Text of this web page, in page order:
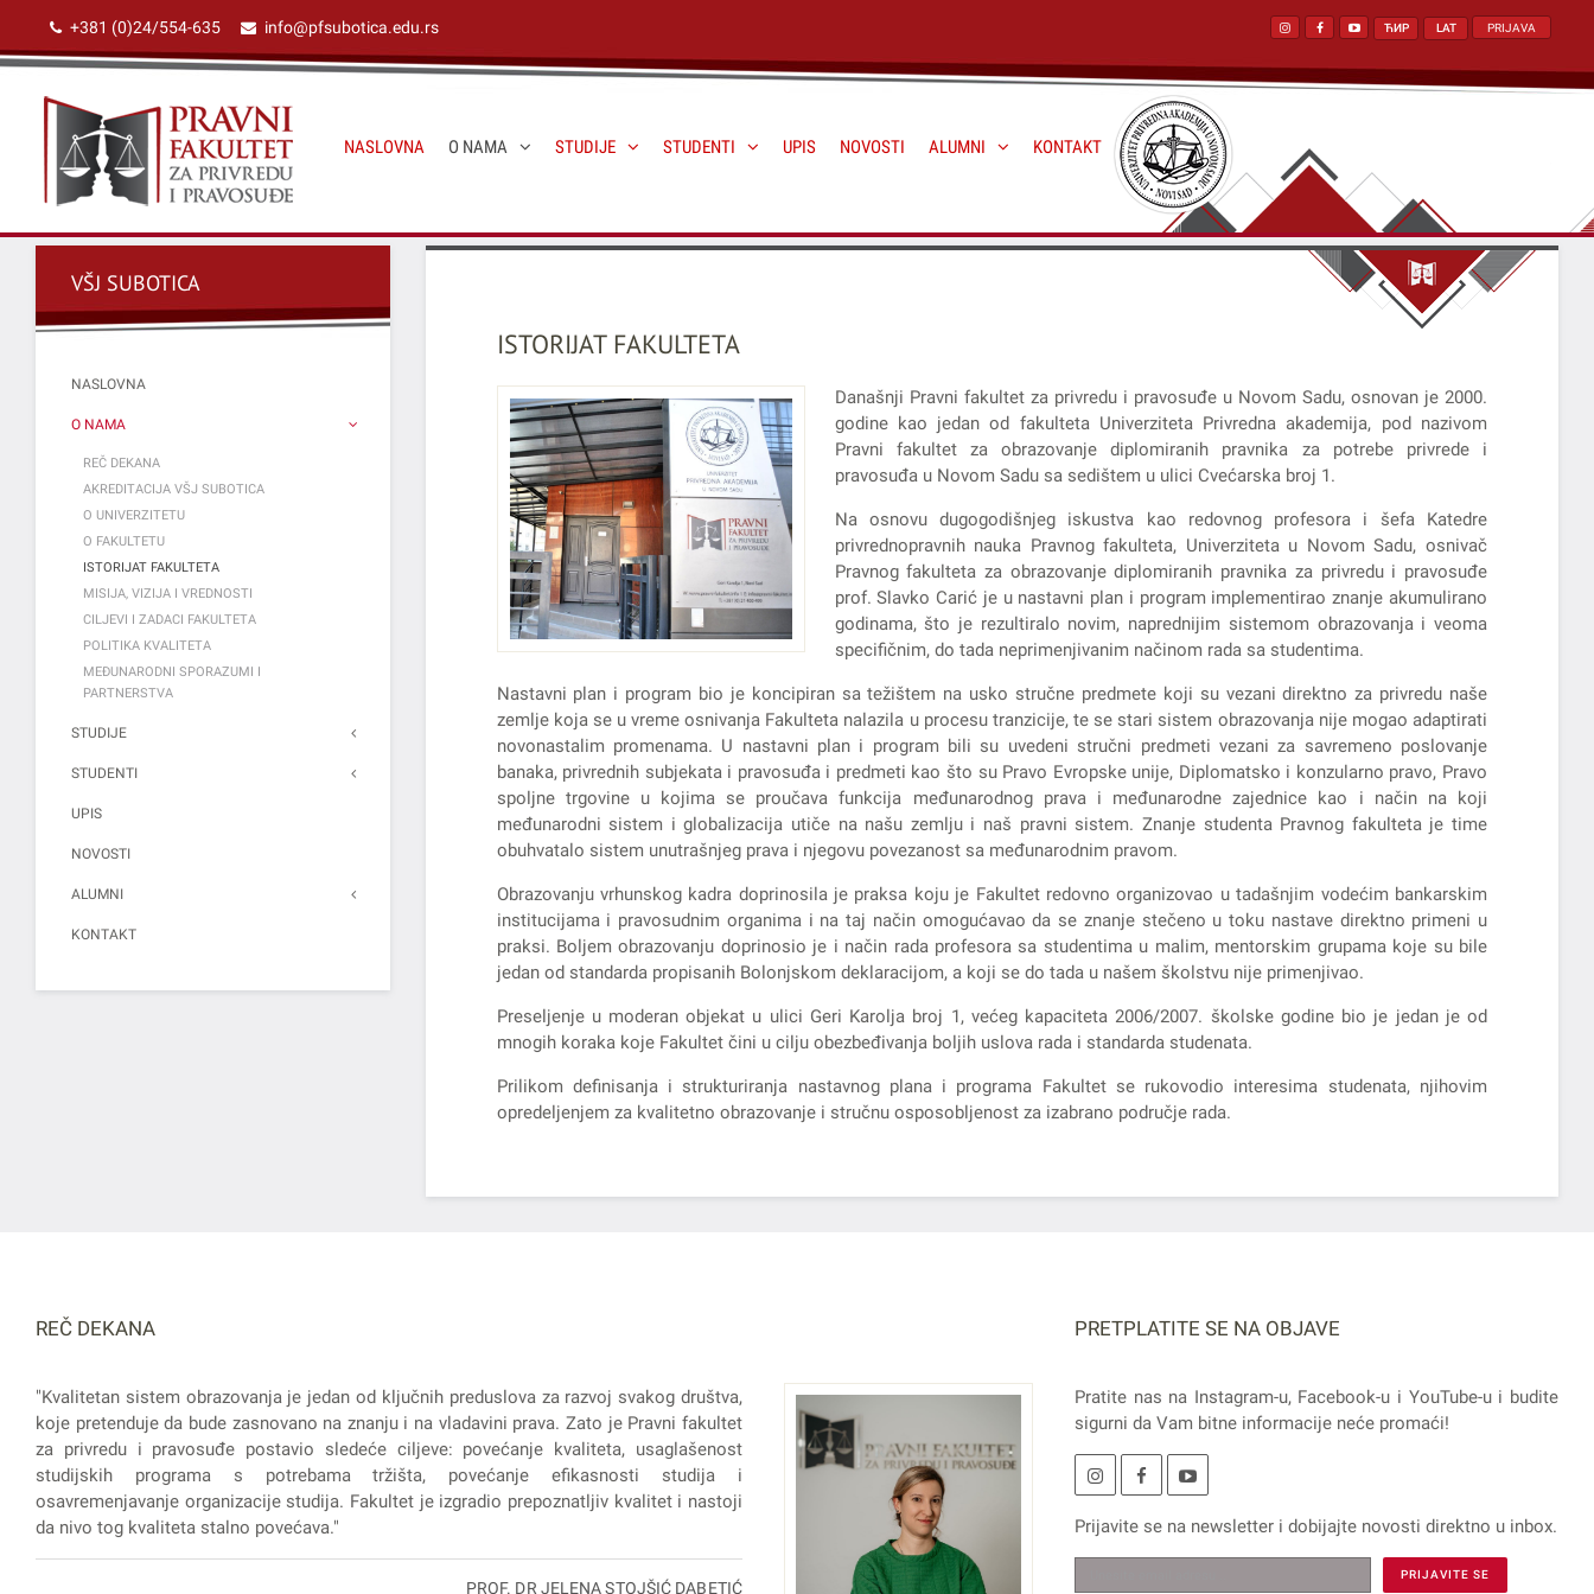
+381 (0)24/554-635 info@pfsubotica.edu.rs PRIJAVA
ЋИР LAT
NASLOVNA O NAMA STUDIJE STUDENTI UPIS NOVOSTI ALUMNI KONTAKT
ISTORIJAT FAKULTETA
Današnji Pravni fakultet za privredu i pravosuđe u Novom Sadu, osnovan je 2000.
godine kao jedan od fakulteta Univerziteta Privredna akademija, pod nazivom
Pravni fakultet za obrazovanje diplomiranih pravnika za potrebe privrede i
pravosuđa u Novom Sadu sa sedištem u ulici Cvećarska broj 1.
Na osnovu dugogodišnjeg iskustva kao redovnog profesora i šefa Katedre
privrednopravnih nauka Pravnog fakulteta, Univerziteta u Novom Sadu, osnivač
Pravnog fakulteta za obrazovanje diplomiranih pravnika za privredu i pravosuđe
prof. Slavko Carić je u nastavni plan i program implementirao znanje akumulirano
godinama, što je rezultiralo novim, naprednijim sistemom obrazovanja i veoma
specifičnim, do tada neprimenjivanim načinom rada sa studentima.
Nastavni plan i program bio je koncipiran sa težištem na usko stručne predmete koji su vezani direktno za privredu naše
zemlje koja se u vreme osnivanja Fakulteta nalazila u procesu tranzicije, te se stari sistem obrazovanja nije mogao adaptirati
novonastalim promenama. U nastavni plan i program bili su uvedeni stručni predmeti vezani za savremeno poslovanje
banaka, privrednih subjekata i pravosuđa i predmeti kao što su Pravo Evropske unije, Diplomatsko i konzularno pravo, Pravo
spoljne trgovine u kojima se proučava funkcija međunarodnog prava i međunarodne zajednice kao i način na koji
međunarodni sistem i globalizacija utiče na našu zemlju i naš pravni sistem. Znanje studenta Pravnog fakulteta je time
obuhvatalo sistem unutrašnjeg prava i njegovu povezanost sa međunarodnim pravom.
Obrazovanju vrhunskog kadra doprinosila je praksa koju je Fakultet redovno organizovao u tadašnjim vodećim bankarskim
institucijama i pravosudnim organima i na taj način omogućavao da se znanje stečeno u toku nastave direktno primeni u
praksi. Boljem obrazovanju doprinosio je i način rada profesora sa studentima u malim, mentorskim grupama koje su bile
jedan od standarda propisanih Bolonjskom deklaracijom, a koji se do tada u našem školstvu nije primenjivao.
Preseljenje u moderan objekat u ulici Geri Karolja broj 1, većeg kapaciteta 2006/2007. školske godine bio je jedan je od
mnogih koraka koje Fakultet čini u cilju obezbeđivanja boljih uslova rada i standarda studenata.
Prilikom definisanja i strukturiranja nastavnog plana i programa Fakultet se rukovodio interesima studenata, njihovim
opredeljenjem za kvalitetno obrazovanje i stručnu osposobljenost za izabrano područje rada.
VŠJ SUBOTICA
NASLOVNA
O NAMA
REČ DEKANA
AKREDITACIJA VŠJ SUBOTICA
O UNIVERZITETU
O FAKULTETU
ISTORIJAT FAKULTETA
MISIJA, VIZIJA I VREDNOSTI
CILJEVI I ZADACI FAKULTETA
POLITIKA KVALITETA
MEĐUNARODNI SPORAZUMI I
PARTNERSTVA
STUDIJE
STUDENTI
UPIS
NOVOSTI
ALUMNI
KONTAKT
REČ DEKANA
"Kvalitetan sistem obrazovanja je jedan od ključnih preduslova za razvoj svakog društva,
koje pretenduje da bude zasnovano na znanju i na vladavini prava. Zato je Pravni fakultet
za privredu i pravosuđe postavio sledeće ciljeve: povećanje kvaliteta, usaglašenost
studijskih programa s potrebama tržišta, povećanje efikasnosti studija i
osavremenjavanje organizacije studija. Fakultet je izgradio prepoznatljiv kvalitet i nastoji
da nivo tog kvaliteta stalno povećava."
PROF. DR JELENA STOJŠIĆ DABETIĆ
PRETPLATITE SE NA OBJAVE
Pratite nas na Instagram-u, Facebook-u i YouTube-u i budite
sigurni da Vam bitne informacije neće promaći!
Prijavite se na newsletteri dobijajte novosti direktno u inbox.